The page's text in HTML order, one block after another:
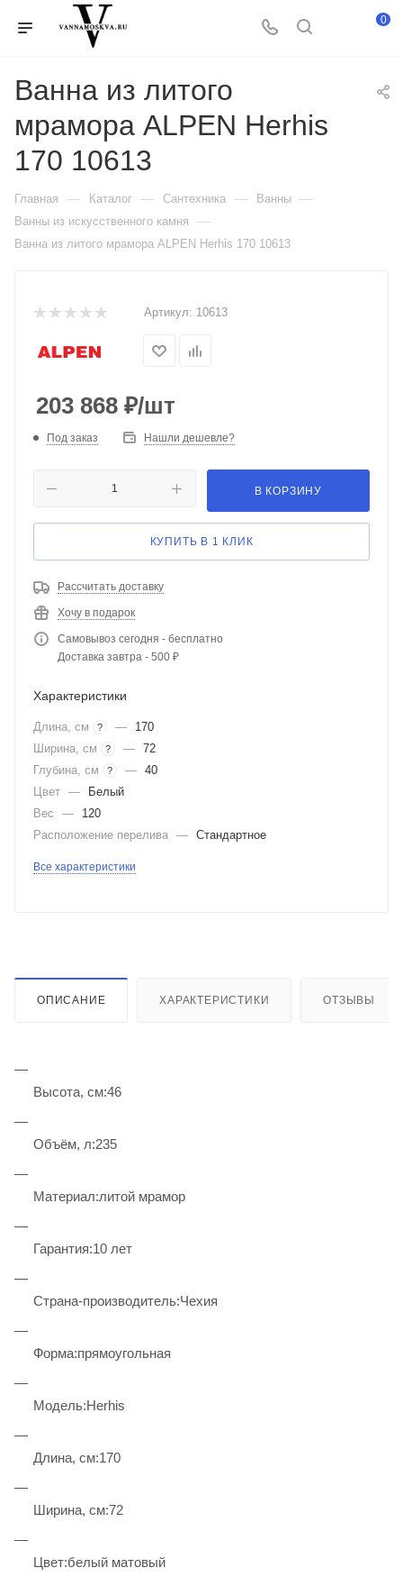
0
Ванна из литого
мрамора ALPEN Herhis
170 10613
Главная — Каталог — Сантехника — Ванны —
Ванны из искусственного камня —
Ванна из литого мрамора ALPEN Herhis 170 10613
Артикул: 10613
203 868 ₽/шт
Под заказ Нашли дешевле?
В КОРЗИНУ
КУПИТЬ В 1 КЛИК
Рассчитать доставку
Хочу в подарок
Самовывоз сегодня - бесплатно
Доставка завтра - 500 ₽
Характеристики
Длина, см ? —
170
Ширина, см
? — 72
Глубина, см
? — 40
Цвет —
Белый
Вес
—
120
Расположение перелива — Стандартное
Все характеристики
ОПИСАНИЕ ХАРАКТЕРИСТИКИ ОТЗЫВЫ
Высота, см:46
Объём, л:235
Материал:литой мрамор
Гарантия:10 лет
Страна-производитель:Чехия
Форма:прямоугольная
Модель:Herhis
Длина, см:170
Ширина, см:72
Цвет:белый матовый